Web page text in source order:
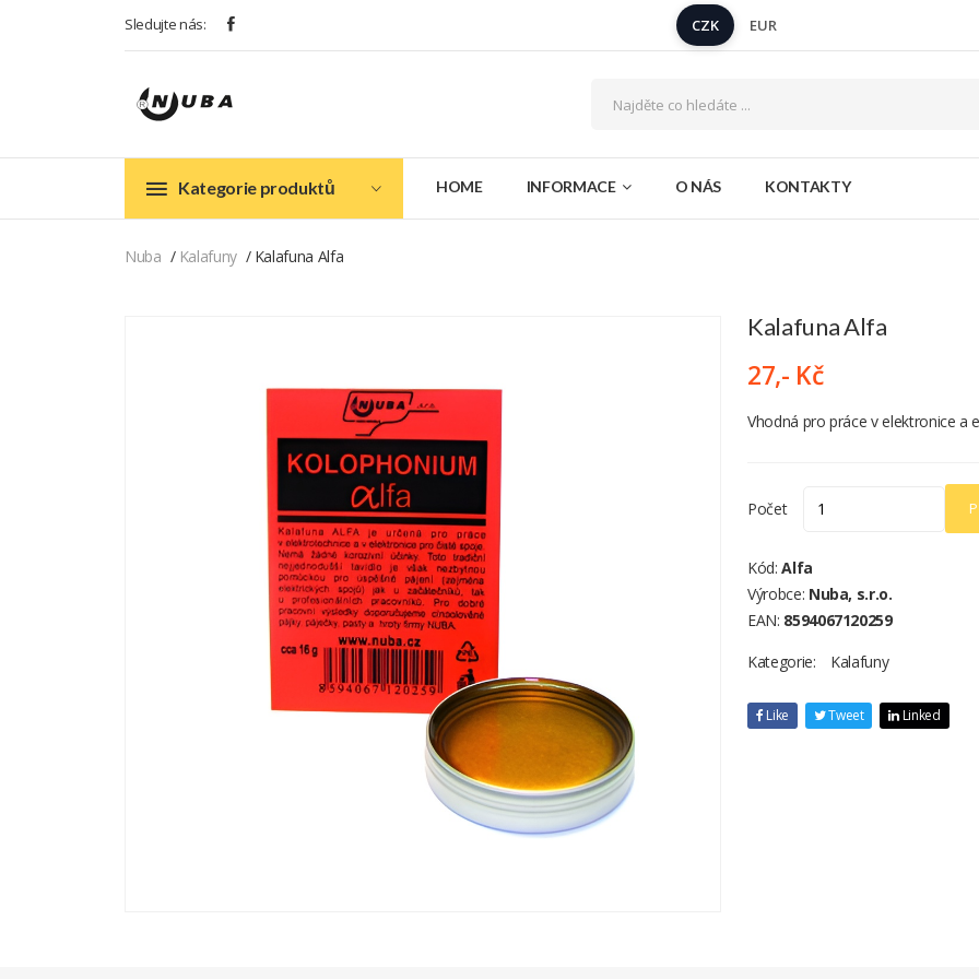
Sledujte nás: CZK EUR
Kategorie produktů HOME INFORMACE O NÁS KONTAKTY
Nuba Kalafuny Kalafuna Alfa
Kalafuna Alfa
27,- Kč
Vhodná pro práce v elektronice a
Počet
Kód:Alfa
Výrobce: Nuba, s.r.o.
EAN: 8594067120259
Kategorie:
Kalafuny
Like Tweet Linked